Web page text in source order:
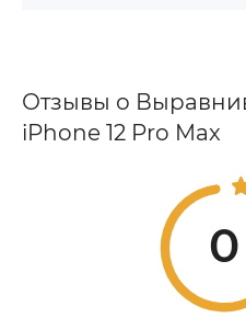
Отзывы о
iPhone 12 Pro Max
0